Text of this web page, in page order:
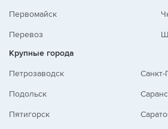
Первомайск
Перевоз
Крупные города
Петрозаводск
Подольск
Пятигорск
Санкт-